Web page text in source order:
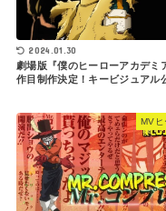
2024.01.30
劇場版『僕のヒーローアカデミ
作目制作決定！キービジュアル
MVヒ